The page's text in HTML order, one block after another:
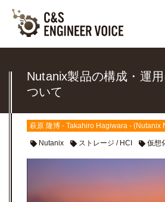
Nutanix製品の構成・運
ついて
萩原 隆博 - Takahiro Hagiwara - (Nutanix
Nutanix ストレージ / HCI 仮想